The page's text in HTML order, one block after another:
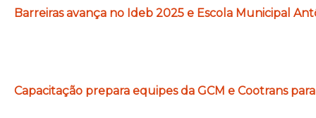
Barreiras avança no Ideb 2025 e Escola Municipal
Capacitação prepara equipes da GCM e Cootrans